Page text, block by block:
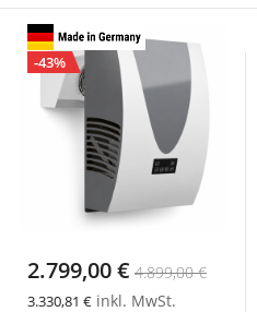
-43%
2.799,00 € 4.899,00 €
3.330,81 € inkl. MwSt.